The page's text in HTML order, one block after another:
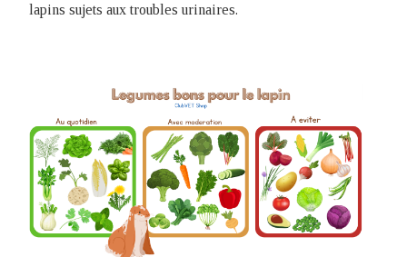
lapins sujets aux troubles urinaires.